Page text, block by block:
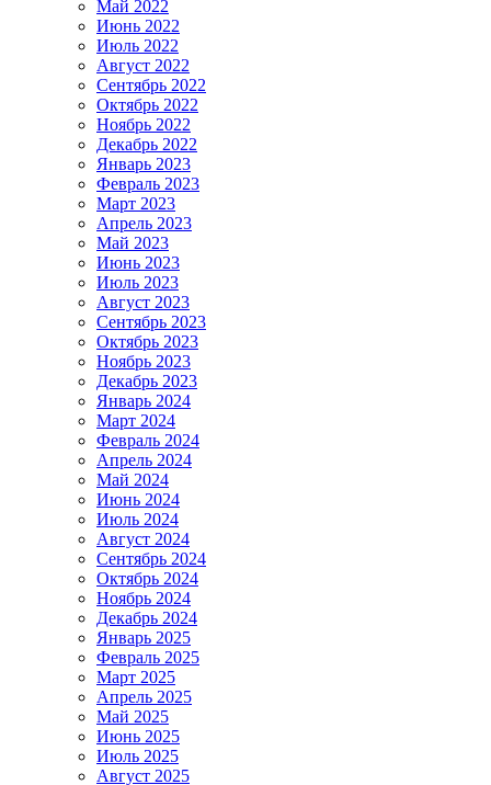
Май 2022
Июнь 2022
Июль 2022
Август 2022
Сентябрь 2022
Октябрь 2022
Ноябрь 2022
Декабрь 2022
Январь 2023
Февраль 2023
Март 2023
Апрель 2023
Май 2023
Июнь 2023
Июль 2023
Август 2023
Сентябрь 2023
Октябрь 2023
Ноябрь 2023
Декабрь 2023
Январь 2024
Март 2024
Февраль 2024
Апрель 2024
Май 2024
Июнь 2024
Июль 2024
Август 2024
Сентябрь 2024
Октябрь 2024
Ноябрь 2024
Декабрь 2024
Январь 2025
Февраль 2025
Март 2025
Апрель 2025
Май 2025
Июнь 2025
Июль 2025
Август 2025